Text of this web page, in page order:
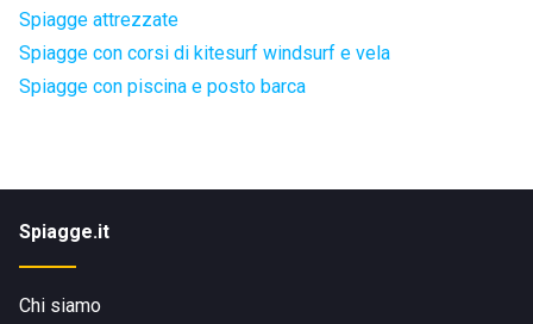
Spiagge attrezzate
Spiagge con corsi di kitesurf windsurf e vela
Spiagge con piscina e posto barca
Spiagge.it
Chi siamo